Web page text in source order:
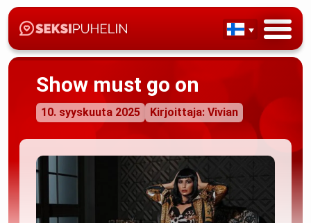
Show must go on
10. syyskuuta 2025 Kirjoittaja: Vivian